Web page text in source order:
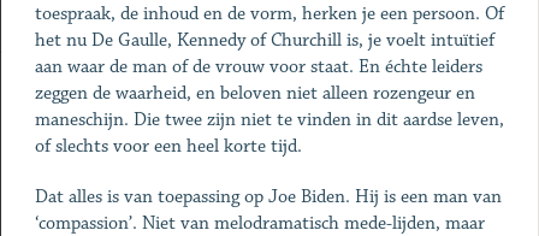
toespraak, de inhoud en de vorm, herken je een persoon. Of
het nu De Gaulle, Kennedy of Churchill is, je voelt intuïtief
aan waar de man of de vrouw voor staat. En échte leiders
zeggen de waarheid, en beloven niet alleen rozengeur en
maneschijn. Die twee zijn niet te vinden in dit aardse leven,
of slechts voor een heel korte tijd.
Dat alles is van toepassing op Joe Biden. Hij is een man van
‘compassion’. Niet van melodramatisch mede-lijden, maar